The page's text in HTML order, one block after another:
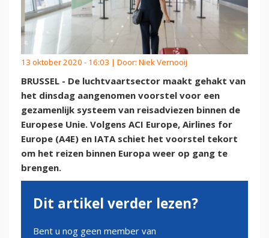
13 oktober 2020 - 16:03 | Door: Niek Vernooij
BRUSSEL - De luchtvaartsector maakt gehakt van
het dinsdag aangenomen voorstel voor een
gezamenlijk systeem van reisadviezen binnen de
Europese Unie. Volgens ACI Europe, Airlines for
Europe (A4E) en IATA schiet het voorstel tekort
om het reizen binnen Europa weer op gang te
brengen.
Dit artikel verder lezen?
Bent u nog geen member van